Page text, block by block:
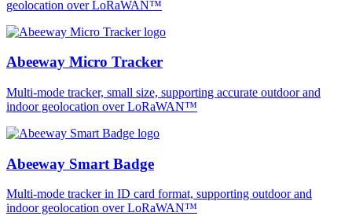
geolocation over LoRaWAN™
Abeeway Micro Tracker
Multi-mode tracker, small size, supporting accurate outdoor and
indoor geolocation over LoRaWAN™
Abeeway Smart Badge
Multi-mode tracker in ID card format, supporting outdoor and
indoor geolocation over LoRaWAN™